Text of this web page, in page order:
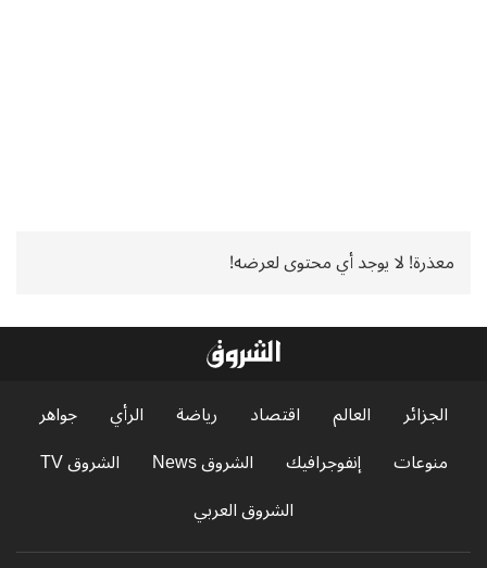
معذرة! لا يوجد أي محتوى لعرضه!
الجزائر العالم اقتصاد رياضة الرأي
جواهر
منوعات
إنفوجرافيك الشروق News
الشروق TV
الشروق العربي